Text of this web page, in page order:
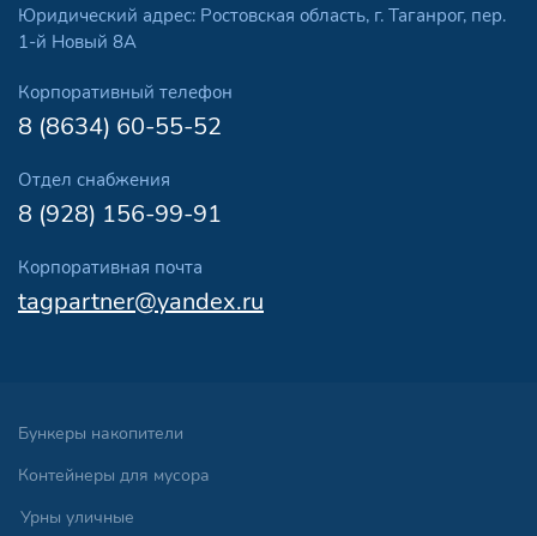
Юридический адрес: Ростовская область, г. Таганрог, пер.
1-й Новый 8А
Корпоративный телефон
8 (8634) 60-55-52
Отдел снабжения
8 (928) 156-99-91
Корпоративная почта
tagpartner@yandex.ru
Бункеры накопители
Контейнеры для мусора
Урны уличные